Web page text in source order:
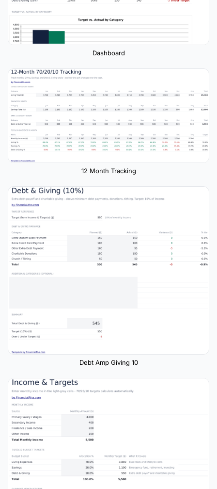
Dashboard
12 Month Tracking
Debt Amp Giving 10